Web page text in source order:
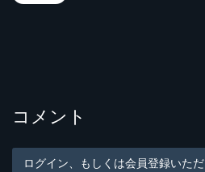
コメント
ログイン、もしくは会員登録いた